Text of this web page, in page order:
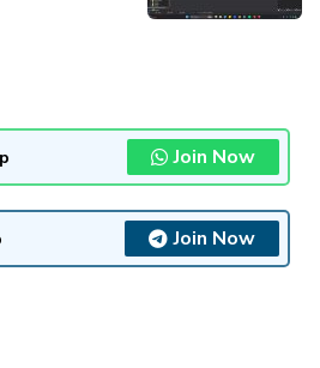
Join Now
Join Now